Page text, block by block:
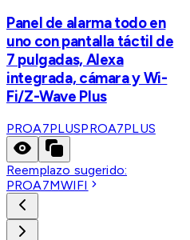
Panel de alarma todo en
uno con pantalla táctil de
7 pulgadas, Alexa
integrada, cámara y Wi-
Fi/Z-Wave Plus
PROA7PLUSPROA7PLUS
Reemplazo sugerido:
PROA7MWIFI